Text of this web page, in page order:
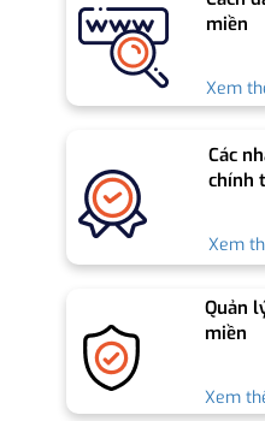
miền
Xem
Các
chính
Xem
Quản
miền
Xem